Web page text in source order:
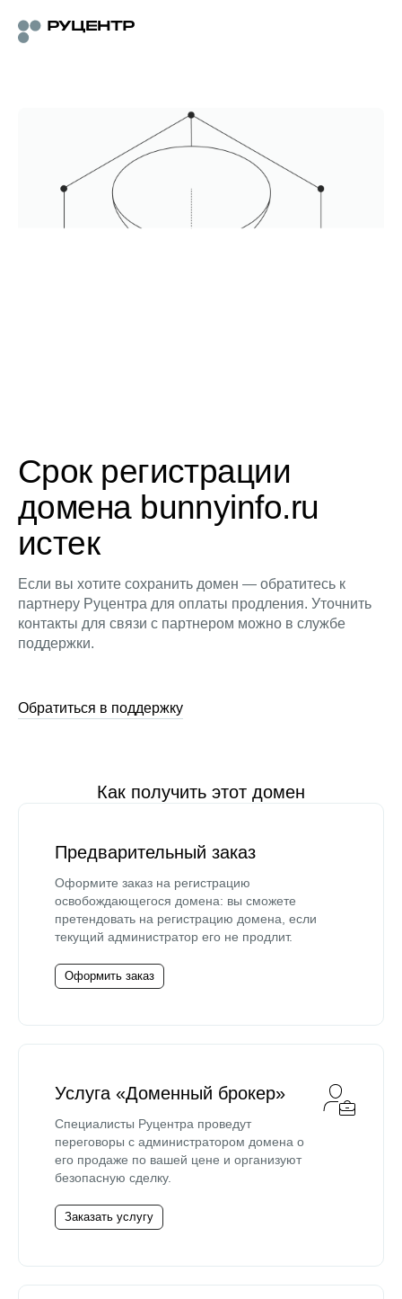
Срок регистрации
домена bunnyinfo.ru
истек
Если вы хотите сохранить домен — обратитесь к
партнеру Руцентра для оплаты продления. Уточнить
контакты для связи с партнером можно в службе
поддержки.
Обратиться в поддержку
Как получить этот домен
Предварительный заказ
Оформите заказ на регистрацию
освобождающегося домена: вы сможете
претендовать на регистрацию домена, если
текущий администратор его не продлит.
Оформить заказ
Услуга «Доменный брокер»
Специалисты Руцентра проведут
переговоры с администратором домена о
его продаже по вашей цене и организуют
безопасную сделку.
Заказать услугу